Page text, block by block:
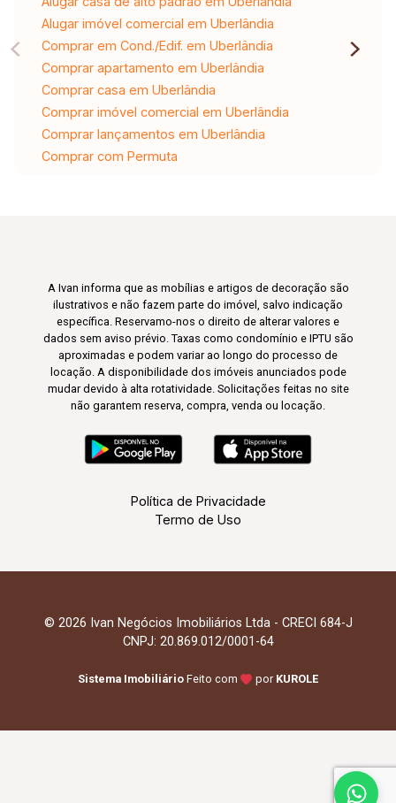
Alugar imóvel comercial em Uberlândia
Comprar em Cond./Edif. em Uberlândia
Comprar apartamento em Uberlândia
Comprar casa em Uberlândia
Comprar imóvel comercial em Uberlândia
Comprar lançamentos em Uberlândia
Comprar com Permuta
A Ivan informa que as mobílias e artigos de decoração são
ilustrativos e não fazem parte do imóvel, salvo indicação
específica. Reservamo-nos o direito de alterar valores e
dados sem aviso prévio. Taxas como condomínio e IPTU são
aproximadas e podem variar ao longo do processo de
locação. A disponibilidade dos imóveis anunciados pode
mudar devido à alta rotatividade. Solicitações feitas no site
não garantem reserva, compra, venda ou locação.
Política de Privacidade
Termo de Uso
© 2026 Ivan Negócios Imobiliários Ltda - CRECI 684-J
CNPJ: 20.869.012/0001-64
Sistema Imobiliário Feito com por KUROLE